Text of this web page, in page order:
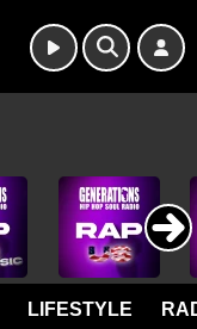
LIFESTYLE